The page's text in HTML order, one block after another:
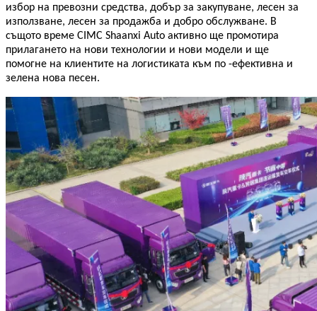
избор на превозни средства, добър за закупуване, лесен за
използване, лесен за продажба и добро обслужване. В
същото време CIMC Shaanxi Auto активно ще промотира
прилагането на нови технологии и нови модели и ще
помогне на клиентите на логистиката към по -ефективна и
зелена нова песен.